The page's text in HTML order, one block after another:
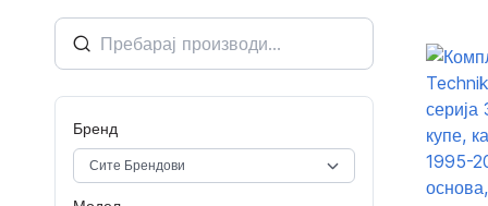
Бренд